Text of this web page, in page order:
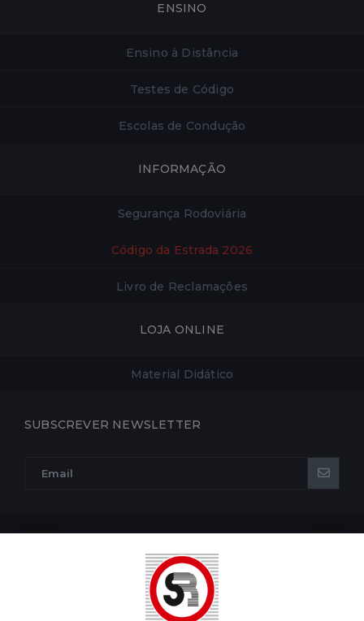
ENSINO
Ensino à Distância
Testes de Código
Escolas de Condução
INFORMAÇÃO
Segurança Rodoviária
Código da Estrada 2026
Livro de Reclamações
LOJA ONLINE
Material Didático
SUBSCREVER NEWSLETTER
POLÍTICA DE COOKIES